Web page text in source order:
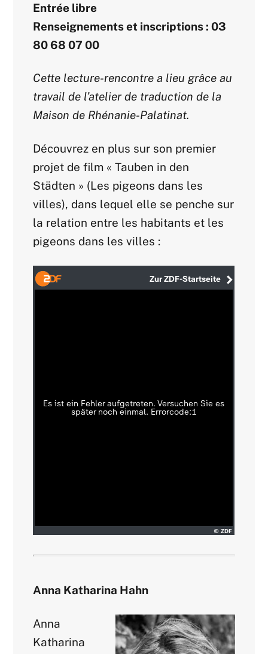
Entrée libre
Renseignements et inscriptions : 03
80 68 07 00
Cette lecture-rencontre a lieu grâce au
travail de l’atelier de traduction de la
Maison de Rhénanie-Palatinat.
Découvrez en plus sur son premier
projet de film « Tauben in den
Städten » (Les pigeons dans les
villes), dans lequel elle se penche sur
la relation entre les habitants et les
pigeons dans les villes :
Anna Katharina Hahn
Anna
Katharina